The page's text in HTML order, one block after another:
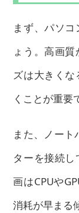
まず、パソ
ょう。高画
ズは大きく
くことが重要
また、ノート
ターを接続
画はCPUや
消耗が早まる